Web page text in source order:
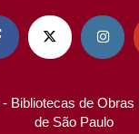
 
Bibliotecas de
de São Paulo